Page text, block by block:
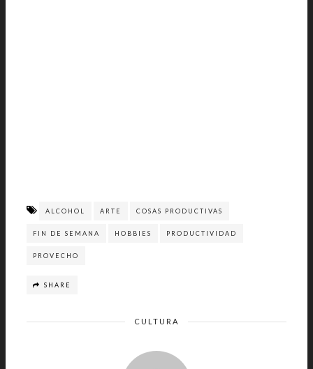
ALCOHOL ARTE COSAS PRODUCTIVAS
FIN DE SEMANA HOBBIES PRODUCTIVIDAD
PROVECHO
SHARE
CULTURA